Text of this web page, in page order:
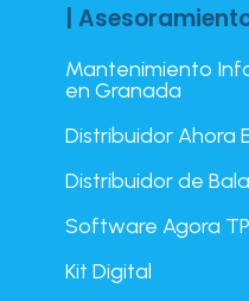
|
Mantenimiento
en Granada
Distribuidor Ahora
Distribuidor de
Software Agora
Kit Digital